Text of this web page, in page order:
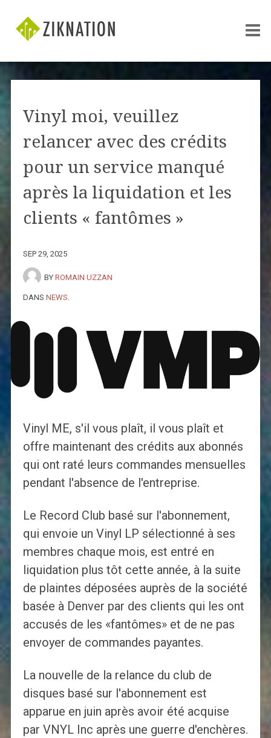
Vinyl moi, veuillez
relancer avec des crédits
pour un service manqué
après la liquidation et les
clients « fantômes »
SEP 29, 2025
BY ROMAIN UZZAN
DANS NEWS
Vinyl ME, s'il vous plaît, il vous plaît et
offre maintenant des crédits aux abonnés
qui ont raté leurs commandes mensuelles
pendant l'absence de l'entreprise.
Le Record Club basé sur l'abonnement,
qui envoie un Vinyl LP sélectionné à ses
membres chaque mois, est entré en
liquidation plus tôt cette année, à la suite
de plaintes déposées auprès de la société
basée à Denver par des clients qui les ont
accusés de les «fantômes» et de ne pas
envoyer de commandes payantes.
La nouvelle de la relance du club de
disques basé sur l'abonnement est
apparue en juin après avoir été acquise
par VNYL Inc après une guerre d'enchères.